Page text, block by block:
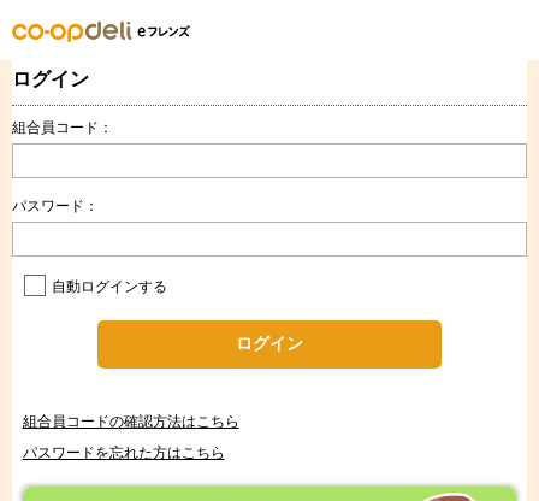
ログイン
組合員コード：
パスワード：
自動ログインする
ログイン
組合員コードの確認方法はこちら
パスワードを忘れた方はこちら